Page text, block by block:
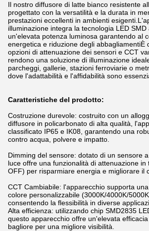
Il nostro diffusore di latte bianco resistente
progettato con la versatilità e la durata in
prestazioni eccellenti in ambienti
illuminazione integra la tecnologia LED
un'elevata potenza luminosa garantendo al
energetica e riduzione degli abbagliamentiÈ
opzioni di attenuazione dei sensori e CCT
rendono una soluzione di illuminazione
parcheggi, gallerie, stazioni ferroviarie o
dove l'adattabilità e l'affidabilità sono
Caratteristiche del prodotto:
Costruzione durevole: costruito con un
diffusore in policarbonato di alta qualità,
classificato IP65 e IK08, garantendo una
contro acqua, polvere e impatto.
Dimming del sensore: dotato di un sensore
luce offre una funzionalità di attenuazione in
OFF) per risparmiare energia e migliorare il
CCT Cambiabile: l'apparecchio supporta
colore personalizzabile (3000K/4000K/
consentendo la flessibilità in diverse
Alta efficienza: utilizzando chip SMD2835
questo apparecchio offre un'elevata
bagliore per una migliore visibilità.